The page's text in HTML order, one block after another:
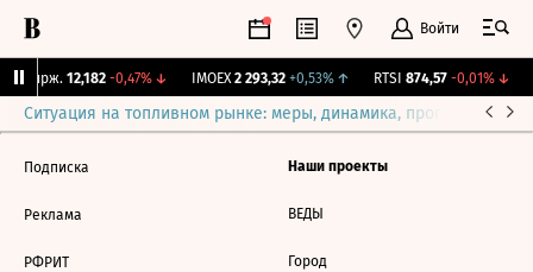
Войти
Бирж. 12,182 -0,47%↓ IMOEX 2 293,32 +0,53%↑ RTSI 874,57 -0,01%↓
Ситуация на топливном рынке: меры, динамика, прогнозы
Подписка
Реклама
РФРИТ
Наши проекты
ВЕДЫ
Город